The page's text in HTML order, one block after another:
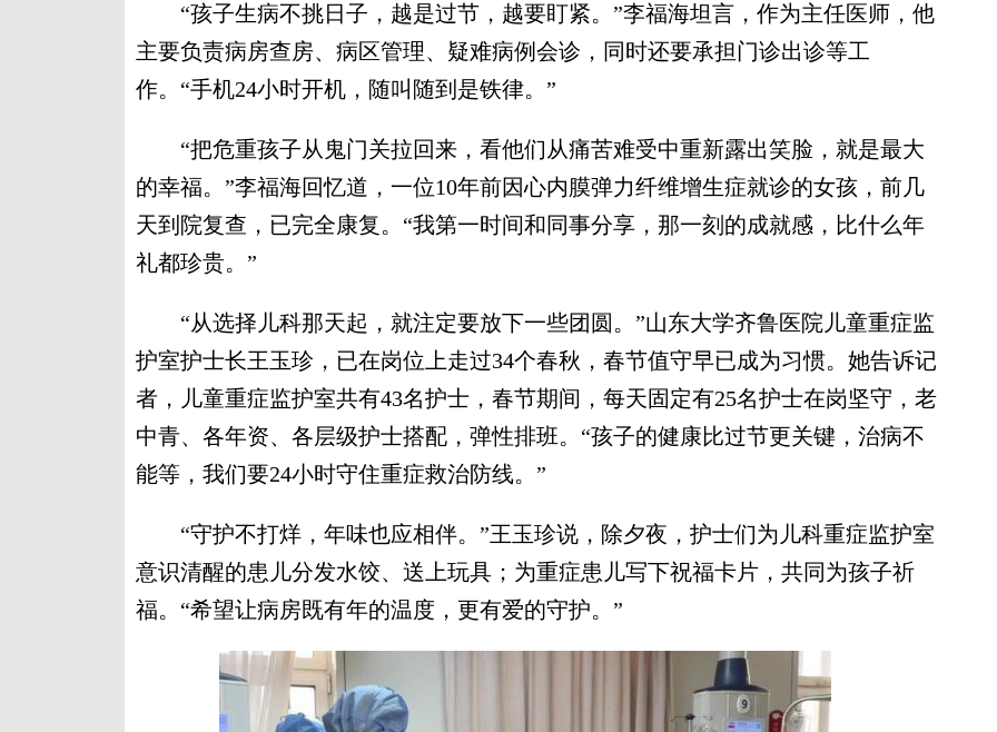
“孩子生病不挑日子，越是过节，越要盯紧。”李福海坦言，作为主任医师，他
主要负责病房查房、病区管理、疑难病例会诊，同时还要承担门诊出诊等工
作。“手机24小时开机，随叫随到是铁律。”
“把危重孩子从鬼门关拉回来，看他们从痛苦难受中重新露出笑脸，就是最大
的幸福。”李福海回忆道，一位10年前因心内膜弹力纤维增生症就诊的女孩，前几
天到院复查，已完全康复。“我第一时间和同事分享，那一刻的成就感，比什么年
礼都珍贵。”
“从选择儿科那天起，就注定要放下一些团圆。”山东大学齐鲁医院儿童重症监
护室护士长王玉珍，已在岗位上走过34个春秋，春节值守早已成为习惯。她告诉记
者，儿童重症监护室共有43名护士，春节期间，每天固定有25名护士在岗坚守，老
中青、各年资、各层级护士搭配，弹性排班。“孩子的健康比过节更关键，治病不
能等，我们要24小时守住重症救治防线。”
“守护不打烊，年味也应相伴。”王玉珍说，除夕夜，护士们为儿科重症监护室
意识清醒的患儿分发水饺、送上玩具；为重症患儿写下祝福卡片，共同为孩子祈
福。“希望让病房既有年的温度，更有爱的守护。”